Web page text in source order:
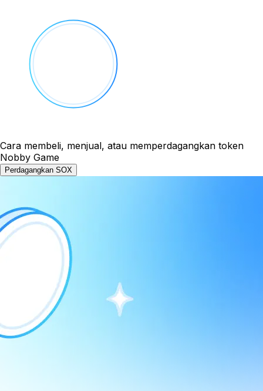
Cara membeli, menjual, atau memperdagangkan token
Nobby Game
Perdagangkan SOX